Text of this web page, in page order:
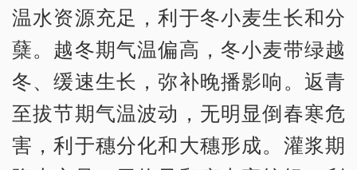
温水资源充足，利于冬小麦生长和分
蘖。越冬期气温偏高，冬小麦带绿越
冬、缓速生长，弥补晚播影响。返青
至拔节期气温波动，无明显倒春寒危
害，利于穗分化和大穗形成。灌浆期